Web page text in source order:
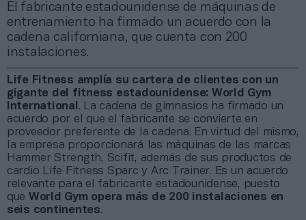
El fabricante estadounidense de máquinas de
entrenamiento ha firmado un acuerdo con la
cadena californiana, que cuenta con 200
instalaciones.
Life Fitness amplía su cartera de clientes con un
gigante del fitness estadounidense: World Gym
International . La cadena de gimnasios ha firmado un
acuerdo por el que el fabricante se convierte en
proveedor preferente de la cadena. En virtud del mismo,
la empresa proporcionará las máquinas de las marcas
Hammer Strength, Scifit, además de sus productos de
cardio Life Fitness Sparc y Arc Trainer. Es un acuerdo
relevante para el fabricante estadounidense, puesto
que World Gym opera más de 200 instalaciones en
seis continentes.